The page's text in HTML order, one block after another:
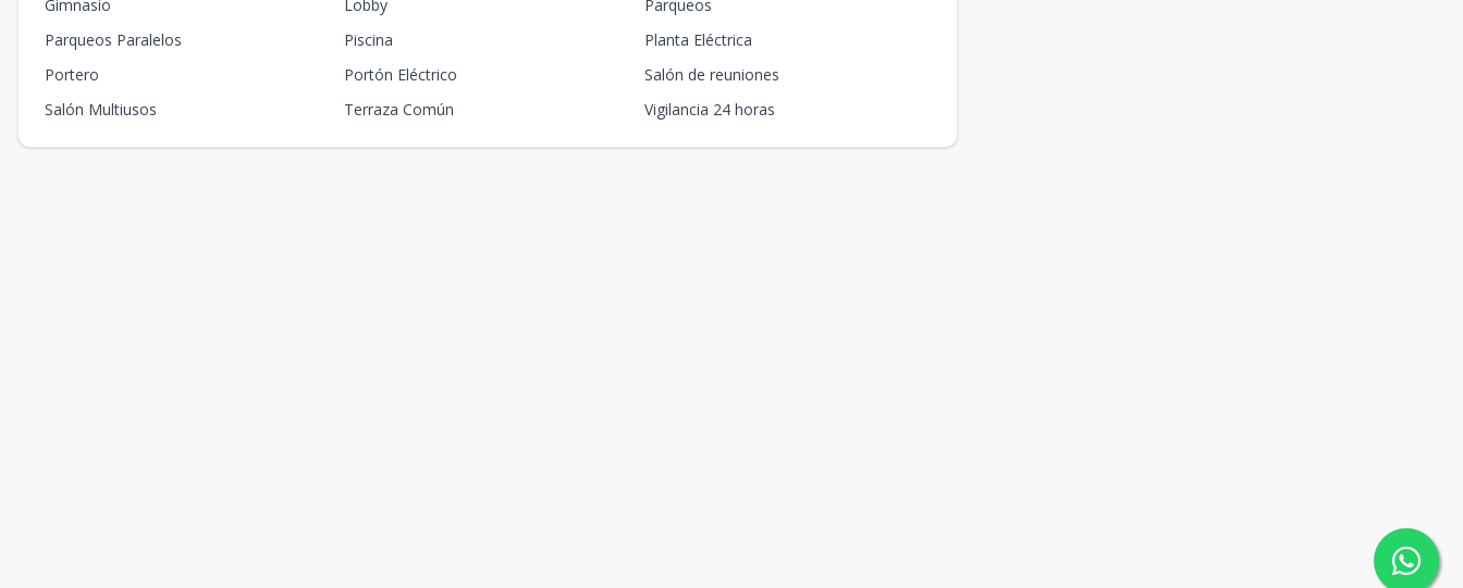
Gimnasio
Lobby
Parqueos
Parqueos Paralelos
Piscina
Planta Eléctrica
Portero
Portón Eléctrico
Salón de reuniones
Salón Multiusos
Terraza Común Vigilancia 24 horas